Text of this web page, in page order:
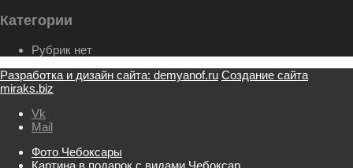
Категории
Рубрик нет
Разработка и дизайн сайта: demyanof.ru Создание сайта
miraks.biz
Vk
Mail
Фото Чебоксары
Картина в подарок с видами Чебоксар